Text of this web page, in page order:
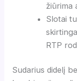
žiūrima
Slotai
RTP
Sudarius didelį